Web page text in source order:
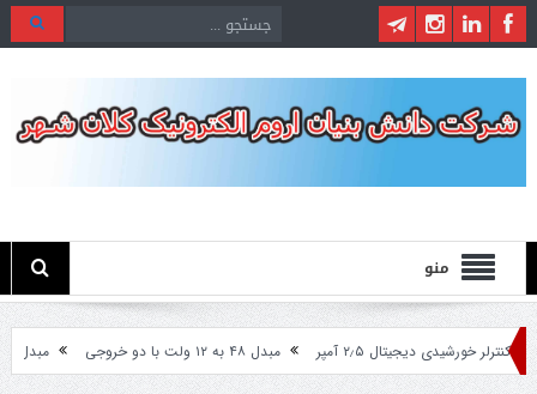
منو
خورشیدی دیجیتال ۲٫۵ آمپر مبدل ۴۸ به ۱۲ ولت با دو خروجی مبدل ۲۴ ولت به ۱۲ ولت مخصوص ماشین های سنگین